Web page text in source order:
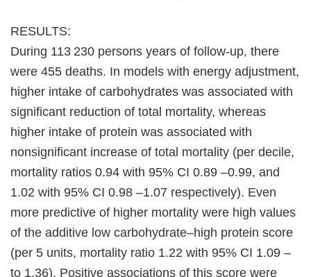
RESULTS:
During 113 230 persons years of follow-up, there
were 455 deaths. In models with energy adjustment,
higher intake of carbohydrates was associated with
significant reduction of total mortality, whereas
higher intake of protein was associated with
nonsignificant increase of total mortality (per decile,
mortality ratios 0.94 with 95% CI 0.89 –0.99, and
1.02 with 95% CI 0.98 –1.07 respectively). Even
more predictive of higher mortality were high values
of the additive low carbohydrate–high protein score
(per 5 units, mortality ratio 1.22 with 95% CI 1.09 –
to 1.36). Positive associations of this score were